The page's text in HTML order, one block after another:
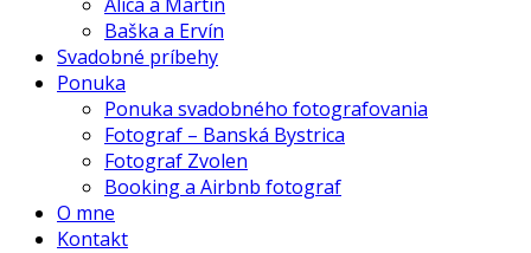
Baška a Ervín
Svadobné príbehy
Ponuka
Ponuka svadobného fotografovania
Fotograf – Banská Bystrica
Fotograf Zvolen
Booking a Airbnb fotograf
O mne
Kontakt